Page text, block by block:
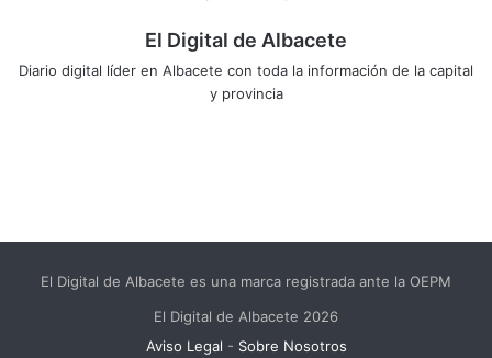
El Digital de Albacete
Diario digital líder en Albacete con toda la información de la capital
y provincia
El Digital de Albacete es una marca registrada ante la OEPM
El Digital de Albacete 2026
Aviso Legal - Sobre Nosotros